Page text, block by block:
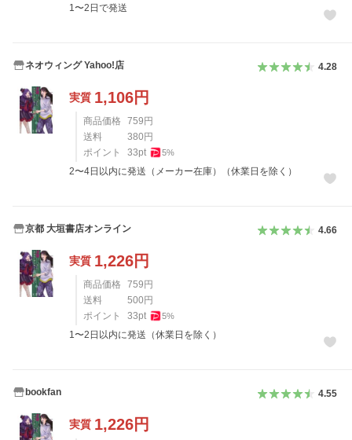
1〜2日で発送
ネオウィング Yahoo!店 4.28
実質 1,106円
商品価格 759 円
送料
380 円
ポイント
33pt 5%
2〜4日以内に発送（メーカー在庫）（休業日を除く）
京都 大垣書店オンライン 4.66
実質 1,226円
商品価格 759 円
送料
500 円
ポイント
33pt 5%
1〜2日以内に発送（休業日を除く）
bookfan 4.55
実質 1,226円